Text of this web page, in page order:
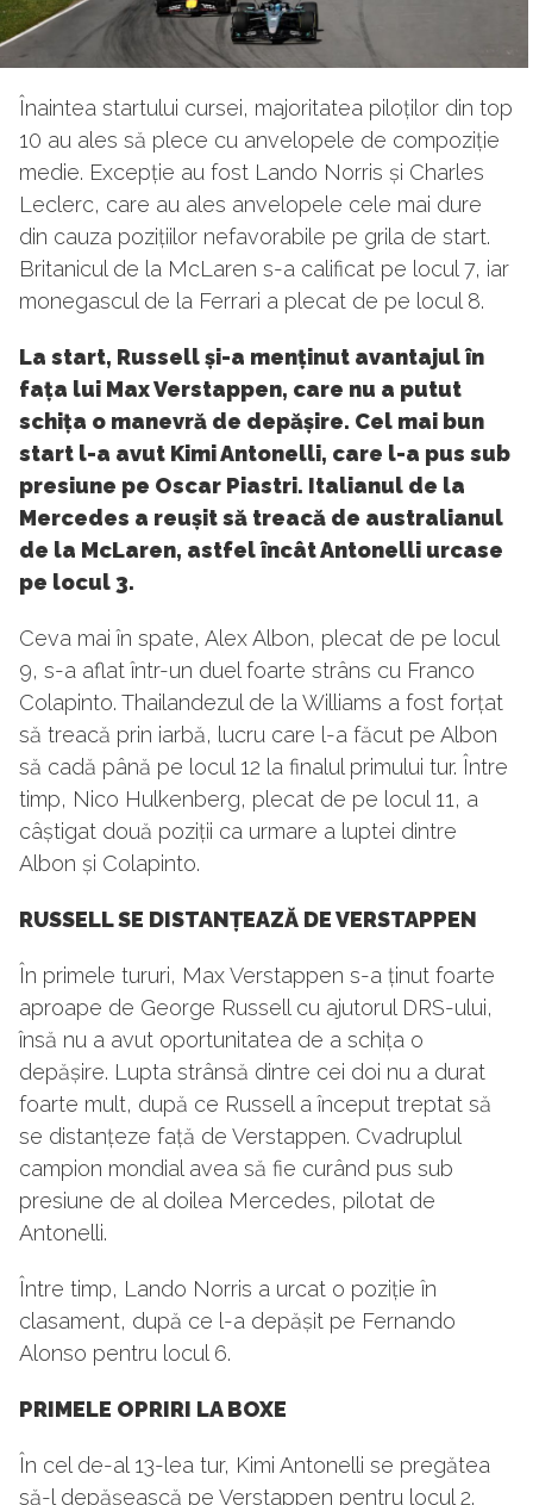
Înaintea startului cursei, majoritatea piloților din top
10 au ales să plece cu anvelopele de compoziție
medie. Excepție au fost Lando Norris și Charles
Leclerc, care au ales anvelopele cele mai dure
din cauza pozițiilor nefavorabile pe grila de start.
Britanicul de la McLaren s-a calificat pe locul 7, iar
monegascul de la Ferrari a plecat de pe locul 8.
La start, Russell și-a menținut avantajul în
fața lui Max Verstappen, care nu a putut
schița o manevră de depășire. Cel mai bun
start l-a avut Kimi Antonelli, care l-a pus sub
presiune pe Oscar Piastri. Italianul de la
Mercedes a reușit să treacă de australianul
de la McLaren, astfel încât Antonelli urcase
pe locul 3.
Ceva mai în spate, Alex Albon, plecat de pe locul
9, s-a aflat într-un duel foarte strâns cu Franco
Colapinto. Thailandezul de la Williams a fost forțat
să treacă prin iarbă, lucru care l-a făcut pe Albon
să cadă până pe locul 12 la finalul primului tur. Între
timp, Nico Hulkenberg, plecat de pe locul 11, a
câștigat două poziții ca urmare a luptei dintre
Albon și Colapinto.
RUSSELL SE DISTANȚEAZĂ DE VERSTAPPEN
În primele tururi, Max Verstappen s-a ținut foarte
aproape de George Russell cu ajutorul DRS-ului,
însă nu a avut oportunitatea de a schița o
depășire. Lupta strânsă dintre cei doi nu a durat
foarte mult, după ce Russell a început treptat să
se distanțeze față de Verstappen. Cvadruplul
campion mondial avea să fie curând pus sub
presiune de al doilea Mercedes, pilotat de
Antonelli.
Între timp, Lando Norris a urcat o poziție în
clasament, după ce l-a depășit pe Fernando
Alonso pentru locul 6.
PRIMELE OPRIRI LA BOXE
În cel de-al 13-lea tur, Kimi Antonelli se pregătea
să-l depășească pe Verstappen pentru locul 2.